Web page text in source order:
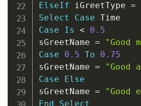
ElseIf iGreetType =
Select
Case
Case
Is <
0.5
sGreetName =
"Good
Case
0.5 To
0.75
sGreetName =
"Good
Case
Else
sGreetName =
"Good
End
Select